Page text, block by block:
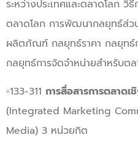
ระหว่างประเทศและตลาดโลก วิ
ตลาดโลก การพัฒนากลยุทธ์ส่ว
ผลิตภัณฑ์ กลยุทธ์ราคา กลยุทธ์
กลยุทธ์การจัดจำหน่ายสำหรับตล
◦133-311 การสื่อสารการตลาด
(Integrated Marketing
Media) 3 หน่วยกิต